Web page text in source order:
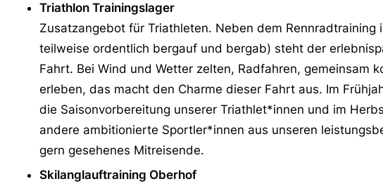
Triathlon Trainingslager
Zusatzangebot für Triathleten. Neben dem Rennradtraining
teilweise ordentlich bergauf und bergab) steht der
Fahrt. Bei Wind und Wetter zelten, Radfahren, gemeinsam
erleben, das macht den Charme dieser Fahrt aus. Im
die Saisonvorbereitung unserer Triathlet*innen und im
andere ambitionierte Sportler*innen aus unseren
gern gesehenes Mitreisende.
Skilanglauftraining Oberhof